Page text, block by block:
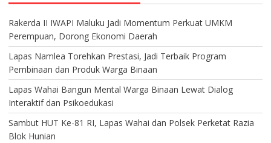
Rakerda II IWAPI Maluku Jadi Momentum Perkuat UMKM
Perempuan, Dorong Ekonomi Daerah
Lapas Namlea Torehkan Prestasi, Jadi Terbaik Program
Pembinaan dan Produk Warga Binaan
Lapas Wahai Bangun Mental Warga Binaan Lewat Dialog
Interaktif dan Psikoedukasi
Sambut HUT Ke-81 RI, Lapas Wahai dan Polsek Perketat Razia
Blok Hunian